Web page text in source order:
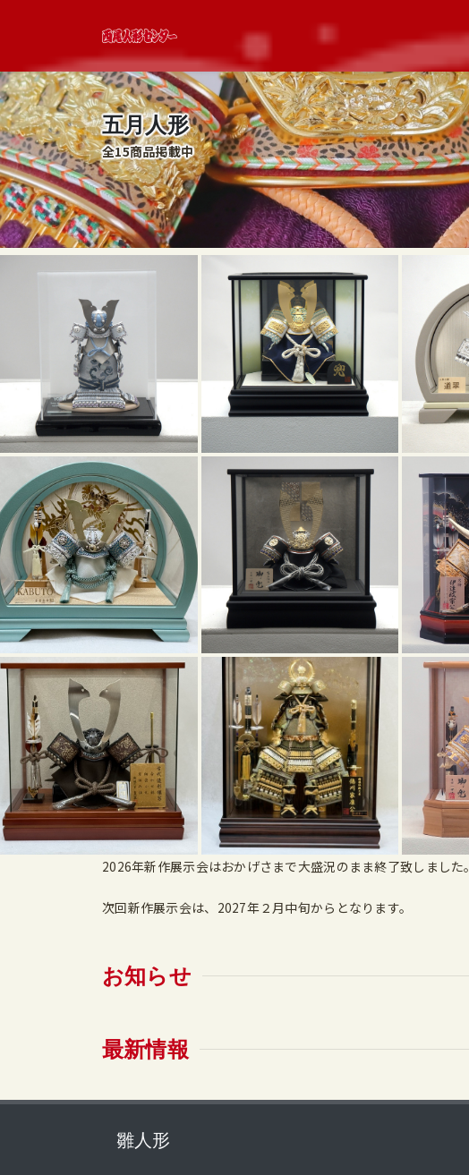
五月人形
全15商品掲載中
2026年新作展示会はおかげさまで大盛況のまま終了致しました。
次回新作展示会は、2027年２月中旬からとなります。
お知らせ
最新情報
雛人形